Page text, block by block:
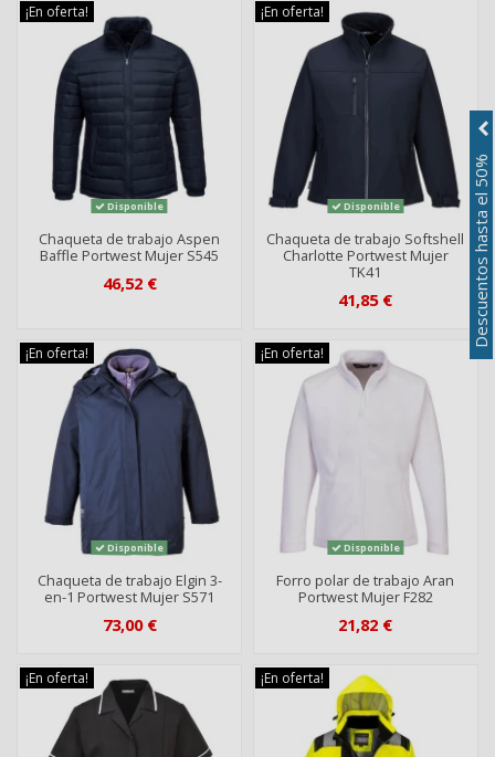
¡En oferta!
Disponible
Chaqueta de trabajo Aspen
Baffle Portwest Mujer S545
46,52 €
¡En oferta!
Disponible
Chaqueta de trabajo Softshell
Charlotte Portwest Mujer
TK41
41,85 €
¡En oferta!
Disponible
Chaqueta de trabajo Elgin 3-
en-1 Portwest Mujer S571
73,00 €
¡En oferta!
Disponible
Forro polar de trabajo Aran
Portwest Mujer F282
21,82 €
¡En oferta! ¡En oferta!
Descuentos hasta el 50%